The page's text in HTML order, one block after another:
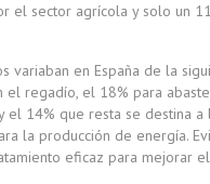
el sector agrícola y solo un
variaban en España de la
el regadío, el 18% para
el 14% que resta se destina a
la producción de energía.
eficaz para mejorar